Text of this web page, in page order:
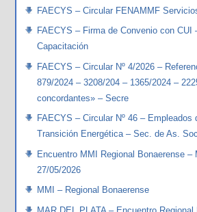
FAECYS – Circular FENAMMF
FAECYS – Firma de Convenio con CUI
Capacitación
FAECYS – Circular Nº 4/2026 –
879/2024 – 3208/204 – 1365/2024 –
concordantes» – Secre
FAECYS – Circular Nº 46 – Empleados
Transición Energética – Sec. de As.
Encuentro MMI Regional Bonaerense –
27/05/2026
MMI – Regional Bonaerense